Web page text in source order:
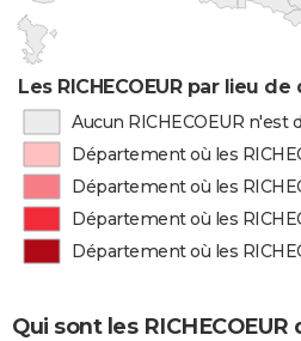
Les RICHECOEUR par lieu
Aucun RICHECOEUR n'est
Département où les
Département où les
Département où les
Département où les
Qui sont les